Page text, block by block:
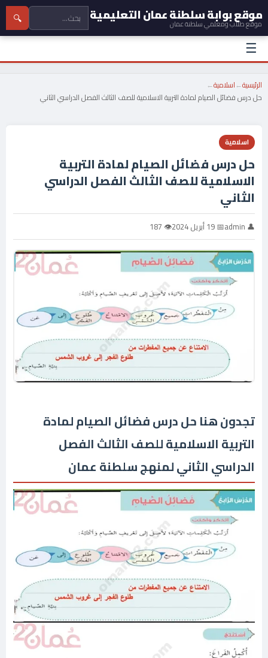
موقع بوابة سلطنة عمان التعليمية
موقع طلاب ومعلمي سلطنة عمان 🔍
☰
الرئيسية←اسلامية←
حل درس فضائل الصيام لمادة التربية الاسلامية للصف الثالث الفصل الدراسي الثاني
اسلامية
حل درس فضائل الصيام لمادة التربية
الاسلامية للصف الثالث الفصل الدراسي
الثاني
👤 admin 📅 19 أبريل 2024 👁 187
تجدون هنا حل درس فضائل الصيام لمادة
التربية الاسلامية للصف الثالث الفصل
الدراسي الثاني لمنهج سلطنة عمان